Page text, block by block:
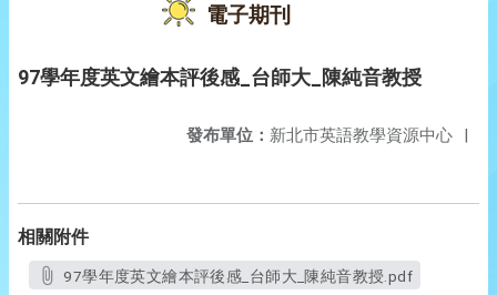
電子期刊
97學年度英文繪本評後感_台師大_陳純音教授
發布單位： 新北市英語教學資源中心 |
相關附件
97學年度英文繪本評後感_台師大_陳純音教授.pdf